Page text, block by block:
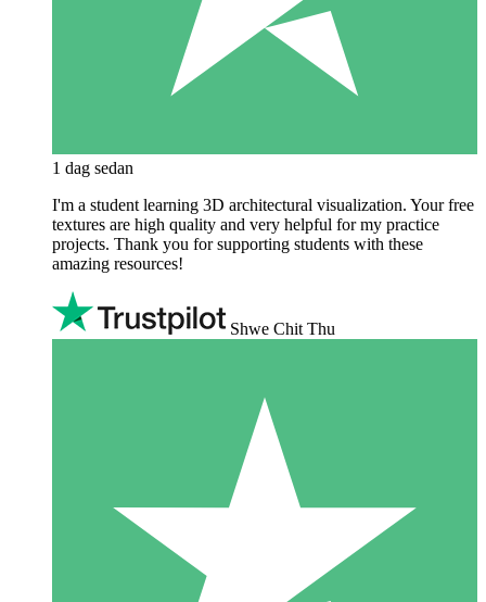
1 dag sedan
I'm a student learning 3D architectural visualization. Your free
textures are high quality and very helpful for my practice
projects. Thank you for supporting students with these
amazing resources!
Shwe Chit Thu